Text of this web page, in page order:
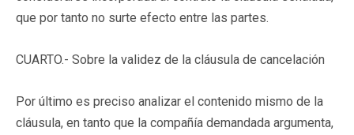
que por tanto no surte efecto entre las partes.
CUARTO.- Sobre la validez de la cláusula de cancelación
Por último es preciso analizar el contenido mismo de la
cláusula, en tanto que la compañía demandada argumenta,